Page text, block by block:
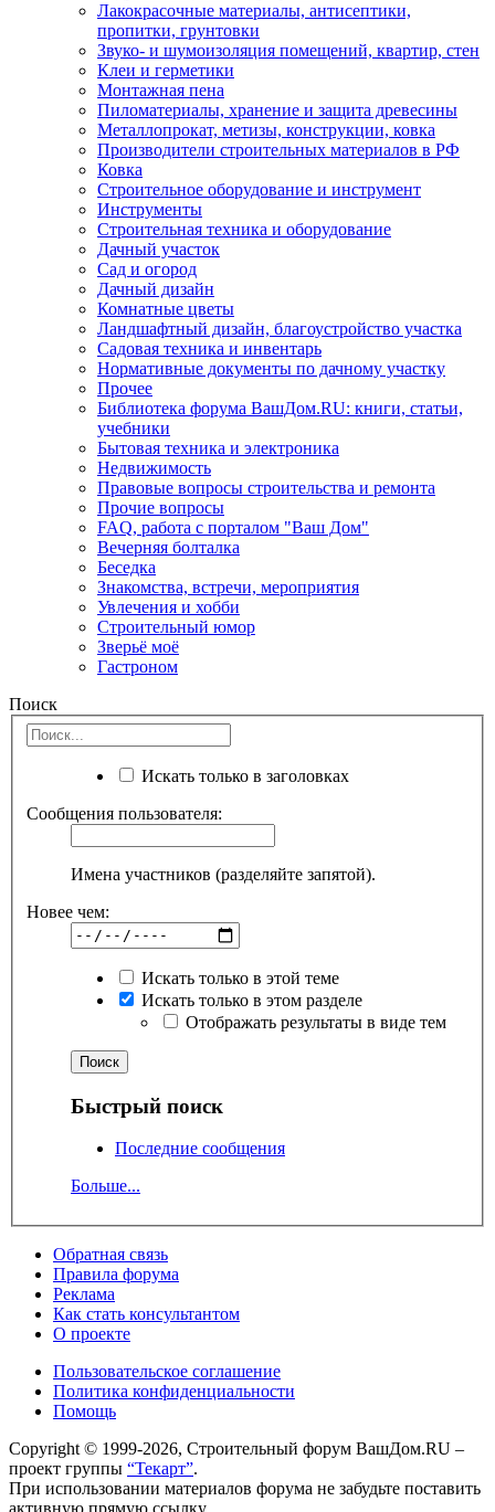
Лакокрасочные материалы, антисептики,
пропитки, грунтовки
Звуко- и шумоизоляция помещений, квартир, стен
Клеи и герметики
Монтажная пена
Пиломатериалы, хранение и защита древесины
Металлопрокат, метизы, конструкции, ковка
Производители строительных материалов в РФ
Ковка
Строительное оборудование и инструмент
Инструменты
Строительная техника и оборудование
Дачный участок
Сад и огород
Дачный дизайн
Комнатные цветы
Ландшафтный дизайн, благоустройство участка
Садовая техника и инвентарь
Нормативные документы по дачному участку
Прочее
Библиотека форума ВашДом.RU: книги, статьи,
учебники
Бытовая техника и электроника
Недвижимость
Правовые вопросы строительства и ремонта
Прочие вопросы
FAQ, работа с порталом "Ваш Дом"
Вечерняя болталка
Беседка
Знакомства, встречи, мероприятия
Увлечения и хобби
Строительный юмор
Зверьё моё
Гастроном
Поиск
Искать только в заголовках
Сообщения пользователя:
Имена участников (разделяйте запятой).
Новее чем:
Искать только в этой теме
Искать только в этом разделе
Отображать результаты в виде тем
Быстрый поиск
Последние сообщения
Больше...
Обратная связь
Правила форума
Реклама
Как стать консультантом
О проекте
Пользовательское соглашение
Политика конфиденциальности
Помощь
Copyright © 1999-2026, Строительный форум ВашДом.RU –
проект группы “Текарт”.
При использовании материалов форума не забудьте поставить